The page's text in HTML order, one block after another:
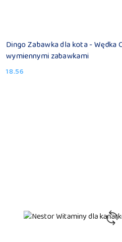
Dingo Zabawka dla kota - Wędka
wymiennymi zabawkami
Cena:
18.56